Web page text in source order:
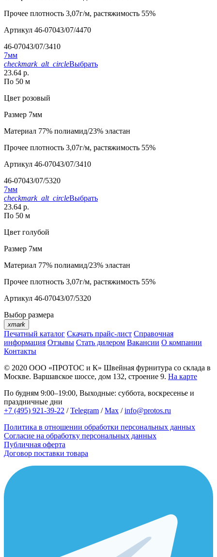
Прочее плотность 3,07г/м, растяжимость 55%
Артикул 46-07043/07/4470
46-07043/07/3410
7мм
checkmark_alt_circleВыбрать
23.64 р.
По 50 м
Цвет розовый
Размер 7мм
Материал 77% полиамид/23% эластан
Прочее плотность 3,07г/м, растяжимость 55%
Артикул 46-07043/07/3410
46-07043/07/5320
7мм
checkmark_alt_circleВыбрать
23.64 р.
По 50 м
Цвет голубой
Размер 7мм
Материал 77% полиамид/23% эластан
Прочее плотность 3,07г/м, растяжимость 55%
Артикул 46-07043/07/5320
Выбор размера
xmark
Печатный каталог Скачать прайс-лист Справочная
информация Отзывы Стать дилером Вакансии О компании
Контакты
© 2020 ООО «ПРОТОС и К» Швейная фурнитура со склада в
Москве. Варшавское шоссе, дом 132, строение 9. На карте
По будням 9:00–19:00, Выходные: суббота, воскресенье и
праздничные дни
+7 (495) 921-39-22 /Telegram /Max /info@protos.ru
Политика в отношении обработки персональных данных
Согласие на обработку персональных данных
Публичная оферта
Договор поставки товара